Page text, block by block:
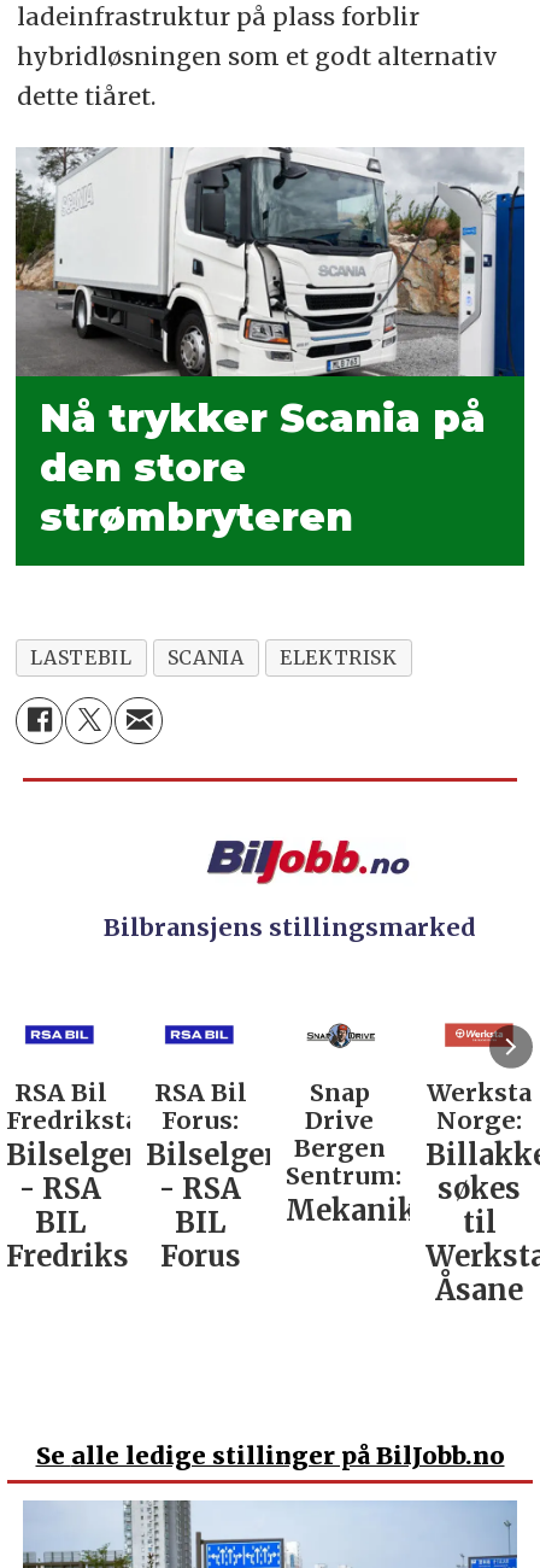
ladeinfrastruktur på plass forblir
hybridløsningen som et godt alternativ
dette tiåret.
Nå trykker Scania på
den store
strømbryteren
LASTEBIL SCANIA ELEKTRISK
Bilbransjens stillingsmarked
RSA Bil
Fredrikstad:
Bilselger
- RSA
BIL
Fredrikstad
RSA Bil
Forus:
Bilselger
- RSA
BIL
Forus
Snap
Drive
Bergen
Sentrum:
Mekaniker
Werksta
Norge:
søkes
til
Åsane
Se alle ledige stillinger på BilJobb.no